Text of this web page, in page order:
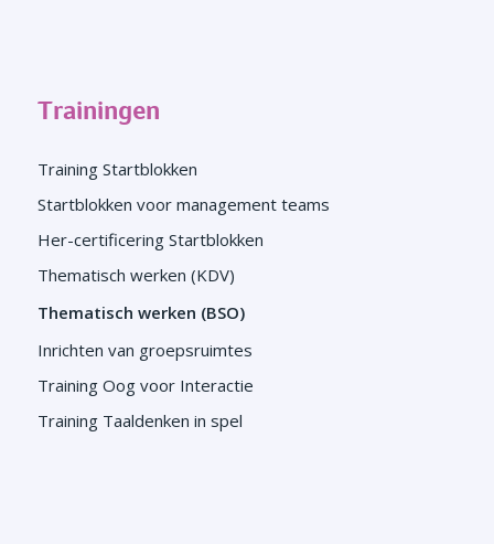
Trainingen
Training Startblokken
Startblokken voor management teams
Her-certificering Startblokken
Thematisch werken (KDV)
Thematisch werken (BSO)
Inrichten van groepsruimtes
Training Oog voor Interactie
Training Taaldenken in spel